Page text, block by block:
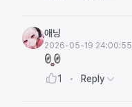
애닝
2026-05-19 24:00:55
1 Reply